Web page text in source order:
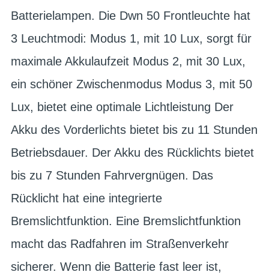
Batterielampen. Die Dwn 50 Frontleuchte hat
3 Leuchtmodi: Modus 1, mit 10 Lux, sorgt für
maximale Akkulaufzeit Modus 2, mit 30 Lux,
ein schöner Zwischenmodus Modus 3, mit 50
Lux, bietet eine optimale Lichtleistung Der
Akku des Vorderlichts bietet bis zu 11 Stunden
Betriebsdauer. Der Akku des Rücklichts bietet
bis zu 7 Stunden Fahrvergnügen. Das
Rücklicht hat eine integrierte
Bremslichtfunktion. Eine Bremslichtfunktion
macht das Radfahren im Straßenverkehr
sicherer. Wenn die Batterie fast leer ist,